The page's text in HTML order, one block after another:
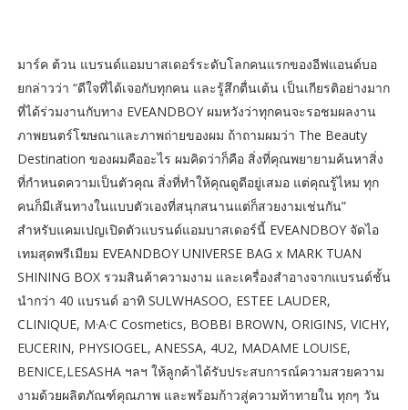
มาร์ค ต้วน แบรนด์แอมบาสเดอร์ระดับโลกคนแรกของอีฟแอนด์บอ
ยกล่าวว่า “ดีใจที่ได้เจอกับทุกคน และรู้สึกตื่นเต้น เป็นเกียรติอย่างมาก
ที่ได้ร่วมงานกับทาง EVEANDBOY ผมหวังว่าทุกคนจะรอชมผลงาน
ภาพยนตร์โฆษณาและภาพถ่ายของผม ถ้าถามผมว่า The Beauty
Destination ของผมคืออะไร ผมคิดว่าก็คือ สิ่งที่คุณพยายามค้นหาสิ่ง
ที่กำหนดความเป็นตัวคุณ สิ่งที่ทำให้คุณดูดีอยู่เสมอ แต่คุณรู้ไหม ทุก
คนก็มีเส้นทางในแบบตัวเองที่สนุกสนานแต่ก็สวยงามเช่นกัน”
สำหรับแคมเปญเปิดตัวแบรนด์แอมบาสเดอร์นี้ EVEANDBOY จัดไอ
เทมสุดพรีเมียม EVEANDBOY UNIVERSE BAG x MARK TUAN
SHINING BOX รวมสินค้าความงาม และเครื่องสำอางจากแบรนด์ชั้น
นำกว่า 40 แบรนด์ อาทิ SULWHASOO, ESTEE LAUDER,
CLINIQUE, M·A·C Cosmetics, BOBBI BROWN, ORIGINS, VICHY,
EUCERIN, PHYSIOGEL, ANESSA, 4U2, MADAME LOUISE,
BENICE,LESASHA ฯลฯ ให้ลูกค้าได้รับประสบการณ์ความสวยความ
งามด้วยผลิตภัณฑ์คุณภาพ และพร้อมก้าวสู่ความท้าทายใน ทุกๆ วัน